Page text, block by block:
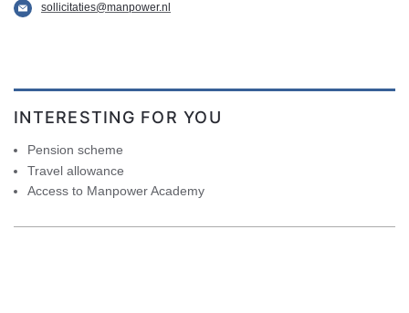
sollicitaties@manpower.nl
INTERESTING FOR YOU
Pension scheme
Travel allowance
Access to Manpower Academy